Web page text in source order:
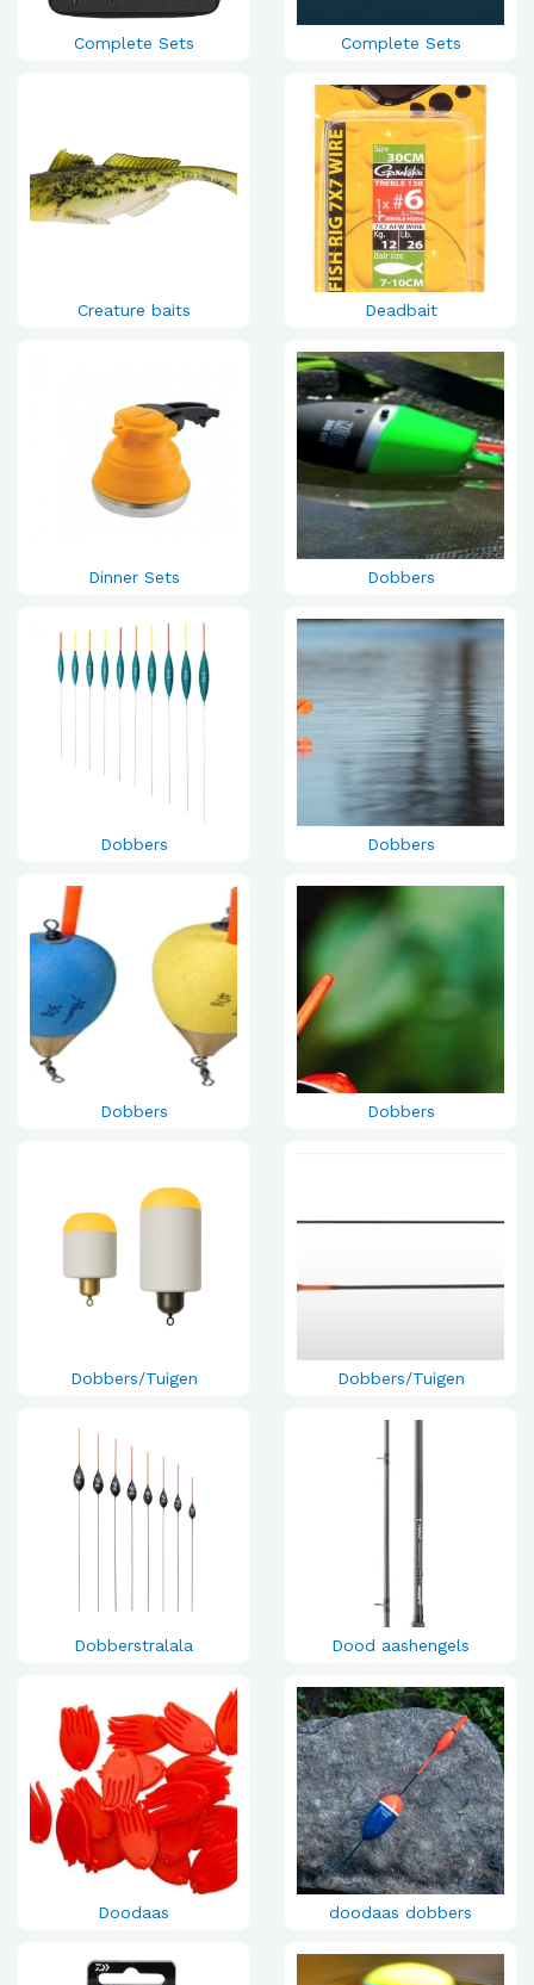
Complete Sets Complete Sets
Creature baits Deadbait
Dinner Sets Dobbers
Dobbers Dobbers
Dobbers Dobbers
Dobbers/Tuigen Dobbers/Tuigen
Dobberstralala Dood aashengels
Doodaas doodaas dobbers